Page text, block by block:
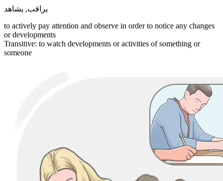
يراقب, يشاهد
to actively pay attention and observe in order to notice any changes
or developments
Transitive: to watch developments or activities of something or
someone